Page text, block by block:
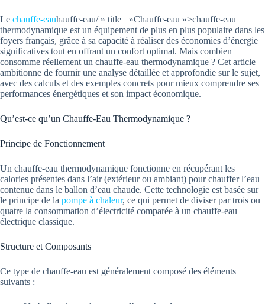
Le chauffe-eauhauffe-eau/ » title= »Chauffe-eau »>chauffe-eau
thermodynamique est un équipement de plus en plus populaire dans les
foyers français, grâce à sa capacité à réaliser des économies d’énergie
significatives tout en offrant un confort optimal. Mais combien
consomme réellement un chauffe-eau thermodynamique ? Cet article
ambitionne de fournir une analyse détaillée et approfondie sur le sujet,
avec des calculs et des exemples concrets pour mieux comprendre ses
performances énergétiques et son impact économique.
Qu’est-ce qu’un Chauffe-Eau Thermodynamique ?
Principe de Fonctionnement
Un chauffe-eau thermodynamique fonctionne en récupérant les
calories présentes dans l’air (extérieur ou ambiant) pour chauffer l’eau
contenue dans le ballon d’eau chaude. Cette technologie est basée sur
le principe de la pompe à chaleur, ce qui permet de diviser par trois ou
quatre la consommation d’électricité comparée à un chauffe-eau
électrique classique.
Structure et Composants
Ce type de chauffe-eau est généralement composé des éléments
suivants :